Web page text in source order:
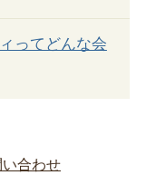
ってどんな会
い合わせ